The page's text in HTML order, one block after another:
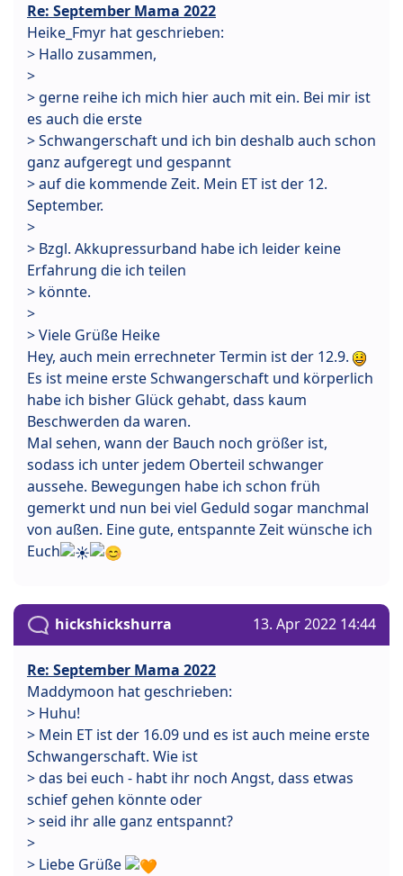
Re: September Mama 2022
Heike_Fmyr hat geschrieben:
> Hallo zusammen,
>
> gerne reihe ich mich hier auch mit ein. Bei mir ist
es auch die erste
> Schwangerschaft und ich bin deshalb auch schon
ganz aufgeregt und gespannt
> auf die kommende Zeit. Mein ET ist der 12.
September.
>
> Bzgl. Akkupressurband habe ich leider keine
Erfahrung die ich teilen
> könnte.
>
> Viele Grüße Heike
Hey, auch mein errechneter Termin ist der 12.9.
Es ist meine erste Schwangerschaft und körperlich
habe ich bisher Glück gehabt, dass kaum
Beschwerden da waren.
Mal sehen, wann der Bauch noch größer ist,
sodass ich unter jedem Oberteil schwanger
aussehe. Bewegungen habe ich schon früh
gemerkt und nun bei viel Geduld sogar manchmal
von außen. Eine gute, entspannte Zeit wünsche ich
Euch
hickshickshurra 13. Apr 2022 14:44
Re: September Mama 2022
Maddymoon hat geschrieben:
> Huhu!
> Mein ET ist der 16.09 und es ist auch meine erste
Schwangerschaft. Wie ist
> das bei euch - habt ihr noch Angst, dass etwas
schief gehen könnte oder
> seid ihr alle ganz entspannt?
>
> Liebe Grüße